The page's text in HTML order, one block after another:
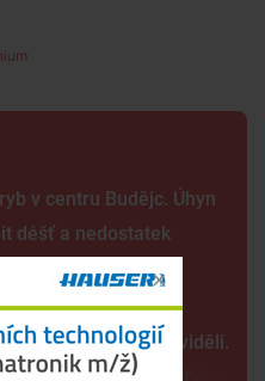
v centru Budějc. Úhyn
déšť a nedostatek
Slunce ještě neviděli.